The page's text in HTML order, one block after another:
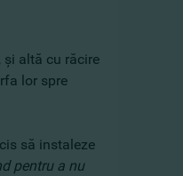
altă cu răcire
lor spre
să instaleze
pentru a nu